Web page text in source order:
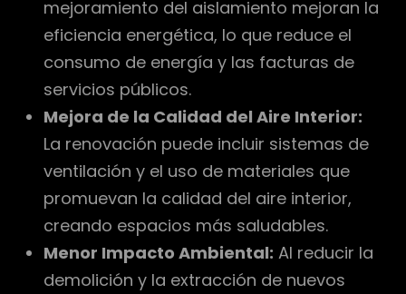
mejoramiento del aislamiento mejoran la
eficiencia energética, lo que reduce el
consumo de energía y las facturas de
servicios públicos.
Mejora de la Calidad del Aire Interior:
La renovación puede incluir sistemas de
ventilación y el uso de materiales que
promuevan la calidad del aire interior,
creando espacios más saludables.
Menor Impacto Ambiental: Al reducir la
demolición y la extracción de nuevos